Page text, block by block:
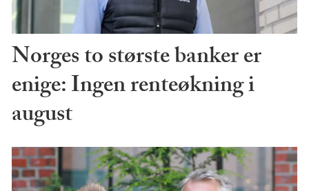
Norges to største banker er
enige: Ingen renteøkning i
august